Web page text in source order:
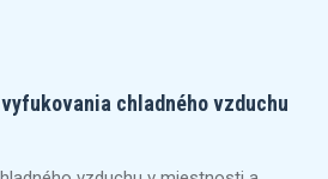
chladného vzduchu